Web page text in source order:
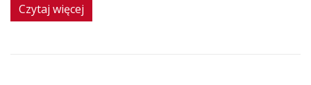
Czytaj więcej